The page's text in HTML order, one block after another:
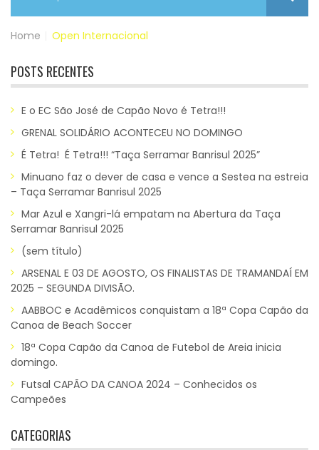
Home Open Internacional
POSTS RECENTES
E o EC São José de Capão Novo é Tetra!!!
GRENAL SOLIDÁRIO ACONTECEU NO DOMINGO
É Tetra! É Tetra!!! “Taça Serramar Banrisul 2025”
Minuano faz o dever de casa e vence a Sestea na estreia
– Taça Serramar Banrisul 2025
Mar Azul e Xangri-lá empatam na Abertura da Taça
Serramar Banrisul 2025
(sem título)
ARSENAL E 03 DE AGOSTO, OS FINALISTAS DE TRAMANDAÍ EM
2025 – SEGUNDA DIVISÃO.
AABBOC e Acadêmicos conquistam a 18ª Copa Capão da
Canoa de Beach Soccer
18ª Copa Capão da Canoa de Futebol de Areia inicia
domingo.
Futsal CAPÃO DA CANOA 2024 – Conhecidos os
Campeões
CATEGORIAS